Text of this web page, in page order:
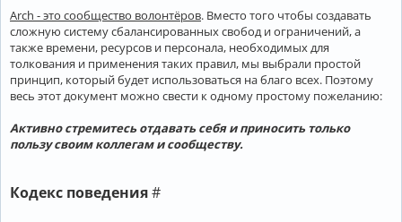
Arch - это сообщество волонтёров. Вместо того чтобы создавать
сложную систему сбалансированных свобод и ограничений, а
также времени, ресурсов и персонала, необходимых для
толкования и применения таких правил, мы выбрали простой
принцип, который будет использоваться на благо всех. Поэтому
весь этот документ можно свести к одному простому пожеланию:
Активно стремитесь отдавать себя и приносить только
пользу своим коллегам и сообществу.
Кодекс поведения#